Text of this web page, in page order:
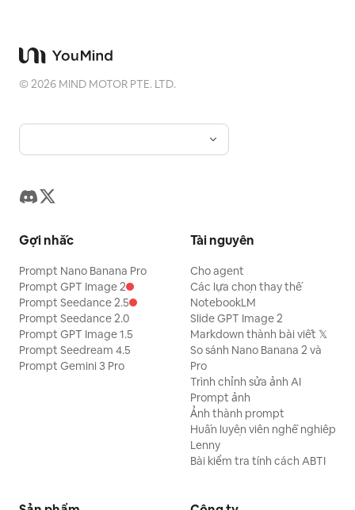
©2026 MIND MOTOR PTE. LTD.
Gợi nhắc
Prompt Nano Banana Pro
Prompt GPT Image 2
Prompt Seedance 2.5
Prompt Seedance 2.0
Prompt GPT Image 1.5
Prompt Seedream 4.5
Prompt Gemini 3 Pro
Tài nguyên
Cho agent
Các lựa chọn thay thế
NotebookLM
Slide GPT Image 2
Markdown thành bài viết 𝕏
So sánh Nano Banana 2 và
Pro
Trình chỉnh sửa ảnh AI
Prompt ảnh
Ảnh thành prompt
Huấn luyện viên nghề nghiệp
Lenny
Bài kiểm tra tính cách ABTI